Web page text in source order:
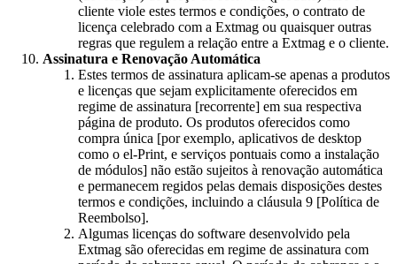
cliente viole estes termos e condições, o contrato de
licença celebrado com a Extmag ou quaisquer outras
regras que regulem a relação entre a Extmag e o cliente.
Assinatura e Renovação Automática
Estes termos de assinatura aplicam-se apenas a produtos
e licenças que sejam explicitamente oferecidos em
regime de assinatura [recorrente] em sua respectiva
página de produto. Os produtos oferecidos como
compra única [por exemplo, aplicativos de desktop
como o el-Print, e serviços pontuais como a instalação
de módulos] não estão sujeitos à renovação automática
e permanecem regidos pelas demais disposições destes
termos e condições, incluindo a cláusula 9 [Política de
Reembolso].
Algumas licenças do software desenvolvido pela
Extmag são oferecidas em regime de assinatura com